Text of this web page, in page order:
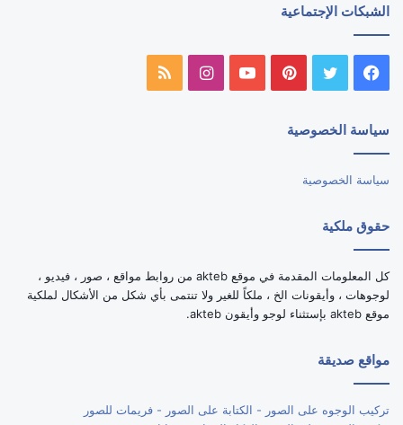
الشبكات الإجتماعية
فيسبوك تويتر بينتيريستيوتيوبانستقرامملخص
سياسة الخصوصية
سياسة الخصوصية
حقوق ملكية
كل المعلومات المقدمة في موقع akteb من روابط مواقع ، صور ، فيديو ،
لوجوهات ، وأيقونات الخ ، ملكاً للغير ولا تنتمى بأي شكل من الأشكال لملكية
موقع akteb بإستثناء لوجو وأيقون akteb.
مواقع صديقة
تركيب الوجوه على الصور - الكتابة على الصور - فريمات للصور